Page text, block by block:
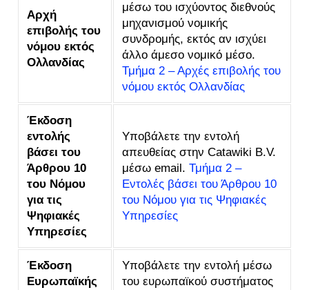
Αρχή
επιβολής του
νόμου εκτός
Ολλανδίας
μέσω του ισχύοντος διεθνούς
μηχανισμού νομικής
συνδρομής, εκτός αν ισχύει
άλλο άμεσο νομικό μέσο.
Τμήμα 2 – Αρχές επιβολής του
νόμου εκτός Ολλανδίας
Έκδοση
εντολής
βάσει του
Άρθρου 10
του Νόμου
για τις
Ψηφιακές
Υπηρεσίες
Υποβάλετε την εντολή
απευθείας στην Catawiki B.V.
μέσω email. Τμήμα 2 –
Εντολές βάσει του Άρθρου 10
του Νόμου για τις Ψηφιακές
Υπηρεσίες
Έκδοση
Ευρωπαϊκής
Υποβάλετε την εντολή μέσω
του ευρωπαϊκού συστήματος